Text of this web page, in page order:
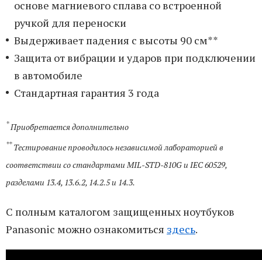
основе магниевого сплава со встроенной
ручкой для переноски
Выдерживает падения с высоты 90 см**
Защита от вибрации и ударов при подключении
в автомобиле
Стандартная гарантия 3 года
*Приобретается дополнительно
**Тестирование проводилось независимой лабораторией в
соответствии со стандартами MIL-STD-810G и IEC 60529,
разделами 13.4, 13.6.2, 14.2.5 и 14.3.
С полным каталогом защищенных ноутбуков
Panasonic можно ознакомиться здесь.